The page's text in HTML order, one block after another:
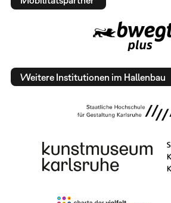
Weitere Institutionen im Hallenbau